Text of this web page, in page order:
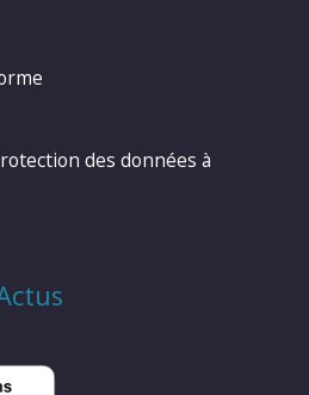
des données à